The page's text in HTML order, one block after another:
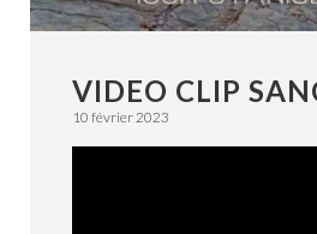
VIDEO CLIP
10 février 2023